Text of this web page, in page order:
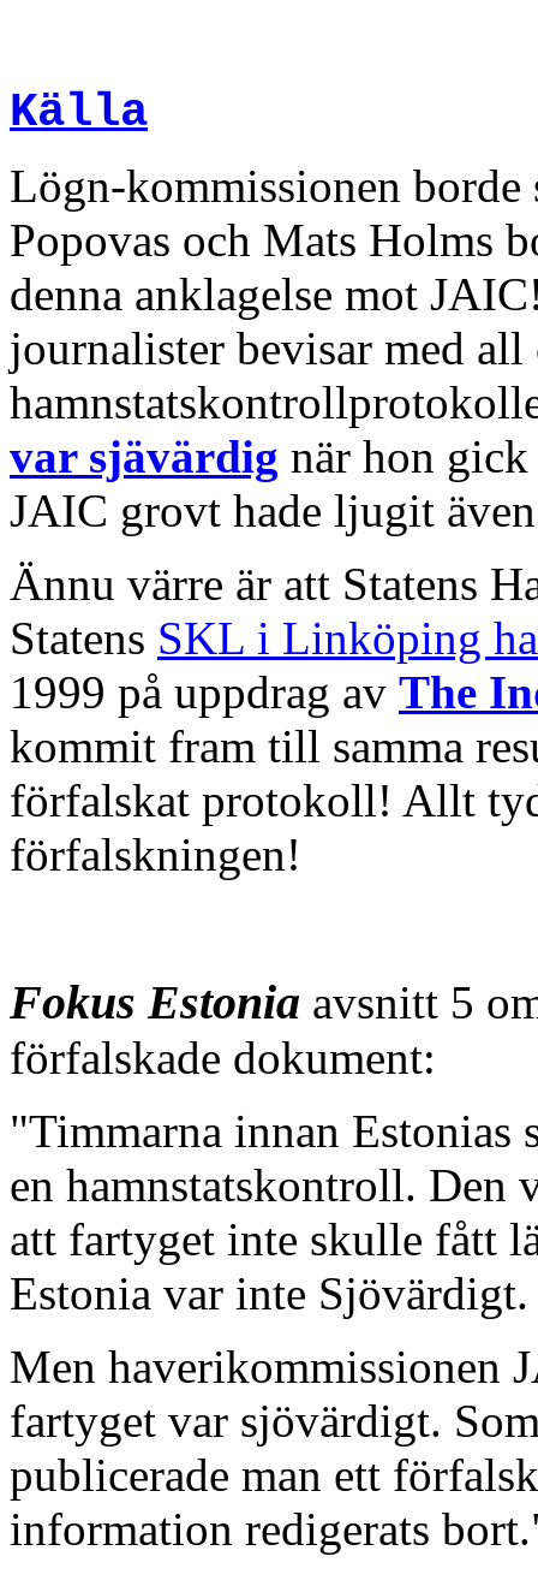
Källa
Lögn-kommissionen borde
Popovas och Mats Holms
denna anklagelse mot
journalister bevisar med
var sjävärdig när hon
JAIC grovt hade ljugit
Ännu värre är att Statens
Statens SKL i Linköping
1999 på uppdrag av The
kommit fram till samma
förfalskat protokoll! Allt
förfalskningen!
Fokus Estonia avsnitt 5
förfalskade dokument:
"Timmarna innan Estonias
en hamnstatskontroll. Den
att fartyget inte skulle fått
Estonia var inte Sjövärdigt.
Men haverikommissionen
fartyget var sjövärdigt.
publicerade man ett
information redigerats